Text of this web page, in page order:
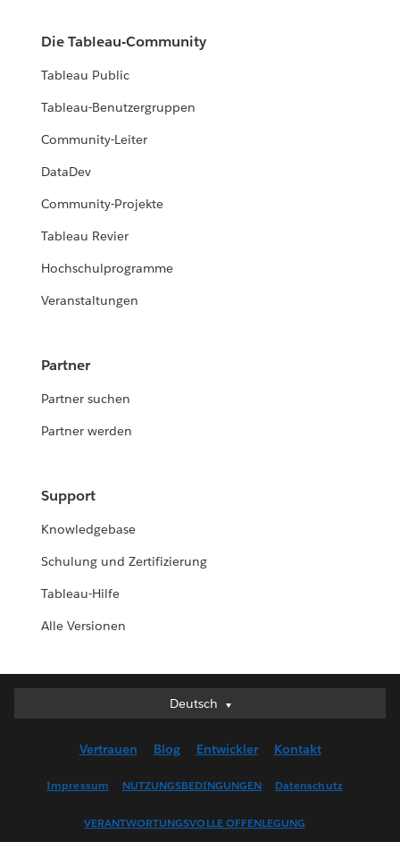
Die Tableau-Community
Tableau Public
Tableau-Benutzergruppen
Community-Leiter
DataDev
Community-Projekte
Tableau Revier
Hochschulprogramme
Veranstaltungen
Partner
Partner suchen
Partner werden
Support
Knowledgebase
Schulung und Zertifizierung
Tableau-Hilfe
Alle Versionen
Deutsch
Deutsch
English (US)
Français (France)
Vertrauen Blog Entwickler Kontakt
Impressum NUTZUNGSBEDINGUNGEN Datenschutz
VERANTWORTUNGSVOLLE OFFENLEGUNG